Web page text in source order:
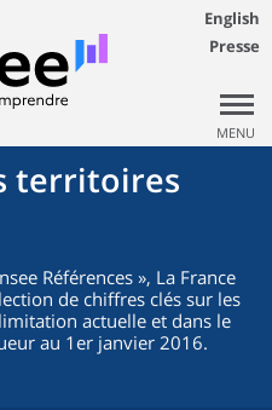
English
Presse
MENU
territoires
Références », La France
de chiffres clés sur les
actuelle et dans le
au 1er janvier 2016.